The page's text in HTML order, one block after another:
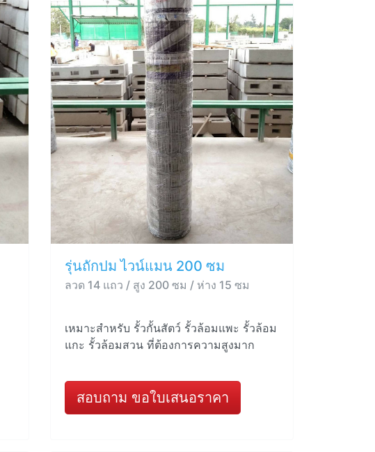
รุ่นถักปม ไวน์แมน 200 ซม
ลวด 14 แถว / สูง 200 ซม / ห่าง 15 ซม
เหมาะสำหรับ รั้วกั้นสัตว์ รั้วล้อมแพะ รั้วล้อม
แกะ รั้วล้อมสวน ที่ต้องการความสูงมาก
สอบถาม ขอใบเสนอราคา